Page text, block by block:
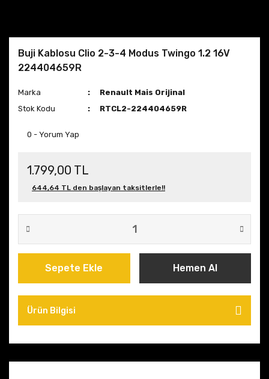
Buji Kablosu Clio 2-3-4 Modus Twingo 1.2 16V
224404659R
Marka
Renault Mais Orijinal
Stok Kodu
RTCL2-224404659R
0 - Yorum Yap
1.799,00 TL
644,64 TL den başlayan taksitlerle!!
Sepete Ekle Hemen Al
Ürün Bilgisi